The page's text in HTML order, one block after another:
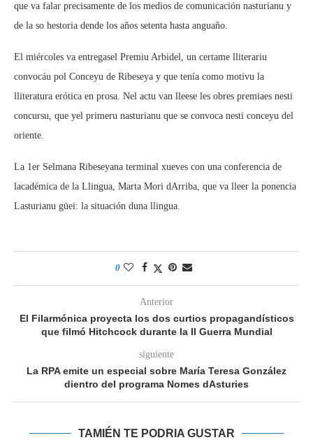
que va falar precisamente de los medios de comunicación nasturianu y
de la so hestoria dende los años setenta hasta anguaño.
El miércoles va entregasel Premiu Arbidel, un certame lliterariu
convocáu pol Conceyu de Ribeseya y que tenía como motivu la
lliteratura erótica en prosa. Nel actu van lleese les obres premiaes nesti
concursu, que yel primeru nasturianu que se convoca nesti conceyu del
oriente.
La 1er Selmana Ribeseyana terminal xueves con una conferencia de
lacadémica de la Llingua, Marta Mori dArriba, que va lleer la ponencia
Lasturianu güei: la situación duna llingua.
0
Anterior
El Filarmónica proyecta los dos curtios propagandísticos
que filmó Hitchcock durante la II Guerra Mundial
siguiente
La RPA emite un especial sobre María Teresa González
dientro del programa Nomes dAsturies
TAMIÉN TE PODRIA GUSTAR